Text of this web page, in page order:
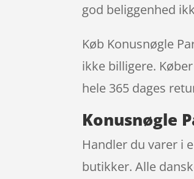
god beliggenhed
Køb Konusnøgle
ikke billigere.
hele 365 dages
Konusnøgle
Handler du varer i
butikker. Alle